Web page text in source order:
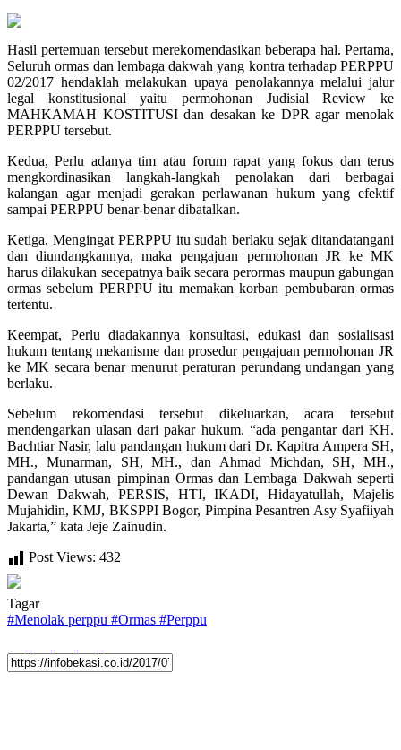
Hasil pertemuan tersebut merekomendasikan beberapa hal. Pertama,
Seluruh ormas dan lembaga dakwah yang kontra terhadap PERPPU
02/2017 hendaklah melakukan upaya penolakannya melalui jalur
legal konstitusional yaitu permohonan Judisial Review ke
MAHKAMAH KOSTITUSI dan desakan ke DPR agar menolak
PERPPU tersebut.
Kedua, Perlu adanya tim atau forum rapat yang fokus dan terus
mengkordinasikan langkah-langkah penolakan dari berbagai
kalangan agar menjadi gerakan perlawanan hukum yang efektif
sampai PERPPU benar-benar dibatalkan.
Ketiga, Mengingat PERPPU itu sudah berlaku sejak ditandatangani
dan diundangkannya, maka pengajuan permohonan JR ke MK
harus dilakukan secepatnya baik secara perormas maupun gabungan
ormas sebelum PERPPU itu memakan korban pembubaran ormas
tertentu.
Keempat, Perlu diadakannya konsultasi, edukasi dan sosialisasi
hukum tentang mekanisme dan prosedur pengajuan permohonan JR
ke MK secara benar menurut peraturan perundang undangan yang
berlaku.
Sebelum rekomendasi tersebut dikeluarkan, acara tersebut
mendengarkan ulasan dari pakar hukum. “ada pengantar dari KH.
Bachtiar Nasir, lalu pandangan hukum dari Dr. Kapitra Ampera SH,
MH., Munarman, SH, MH., dan Ahmad Michdan, SH, MH.,
pandangan utusan pimpinan Ormas dan Lembaga Dakwah seperti
Dewan Dakwah, PERSIS, HTI, IKADI, Hidayatullah, Majelis
Mujahidin, KMJ, BKSPPI Bogor, Pimpina Pesantren Asy Syafiiyah
Jakarta,” kata Jeje Zainudin.
Post Views: 432
Tagar
#Menolak perppu #Ormas #Perppu